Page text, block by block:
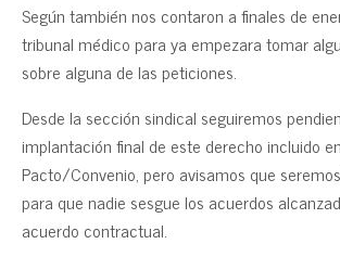
Según también nos contaron a finales de
tribunal médico para ya empezara tomar
sobre alguna de las peticiones.
Desde la sección sindical seguiremos
implantación final de este derecho incluido
Pacto/Convenio, pero avisamos que
para que nadie sesgue los acuerdos
acuerdo contractual.